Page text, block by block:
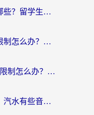
酷狗海外限制解决办法有哪些？留学生亲测有效的回国加速指南
在菲律宾用邮储银行地区限制怎么办？海外华人必看的回国加速解决方案
在比利时用掌上12333地区限制怎么办？海外华人亲测有效的回国加速方案
海外党日常痛点解决指南：汽水有些音乐在国外无法播放怎么办？